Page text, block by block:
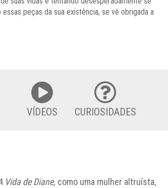
peças da sua existência, se vê obrigada a
VÍDEOS CURIOSIDADES
Vida de Diane, como uma mulher altruísta,